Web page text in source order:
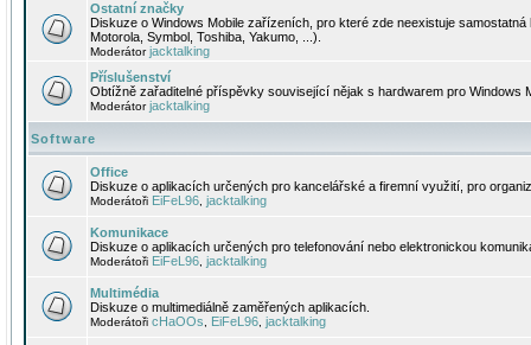
Ostatní značky
Diskuze o Windows Mobile zařízeních, pro které zde neexistuje
Motorola, Symbol, Toshiba, Yakumo, ...).
Moderátorjacktalking
Příslušenství
Obtížně zařaditelné příspěvky související nějak s hardwarem pro Windows
Moderátorjacktalking
Software
Office
Diskuze o aplikacích určených pro kancelářské a firemní využití, pro
Moderátoři EiFeL96 jacktalking
Komunikace
Diskuze o aplikacích určených pro telefonování nebo elektronickou
Moderátoři EiFeL96 jacktalking
Multimédia
Diskuze o multimediálně zaměřených aplikacích.
Moderátoři cHaOOs EiFeL96 jacktalking